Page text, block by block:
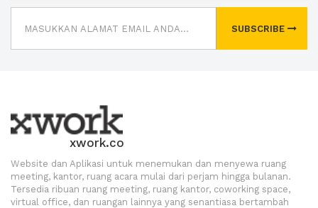
SUBSCRIBE
xwork.co
Website dan Aplikasi untuk menemukan dan menyewa ruang
meeting, kantor, ruang acara mulai dari perjam hingga bulanan.
Tersedia ribuan ruang meeting, ruang kantor, coworking space,
virtual office, dan ruangan lainnya yang senantiasa bertambah